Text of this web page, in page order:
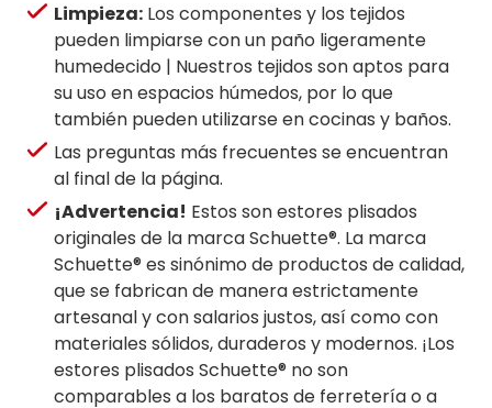
Limpieza: Los componentes y los tejidos
pueden limpiarse con un paño ligeramente
humedecido | Nuestros tejidos son aptos para
su uso en espacios húmedos, por lo que
también pueden utilizarse en cocinas y baños.
Las preguntas más frecuentes se encuentran
al final de la página.
¡Advertencia! Estos son estores plisados
originales de la marca Schuette®. La marca
Schuette® es sinónimo de productos de calidad,
que se fabrican de manera estrictamente
artesanal y con salarios justos, así como con
materiales sólidos, duraderos y modernos. ¡Los
estores plisados Schuette® no son
comparables a los baratos de ferretería o a